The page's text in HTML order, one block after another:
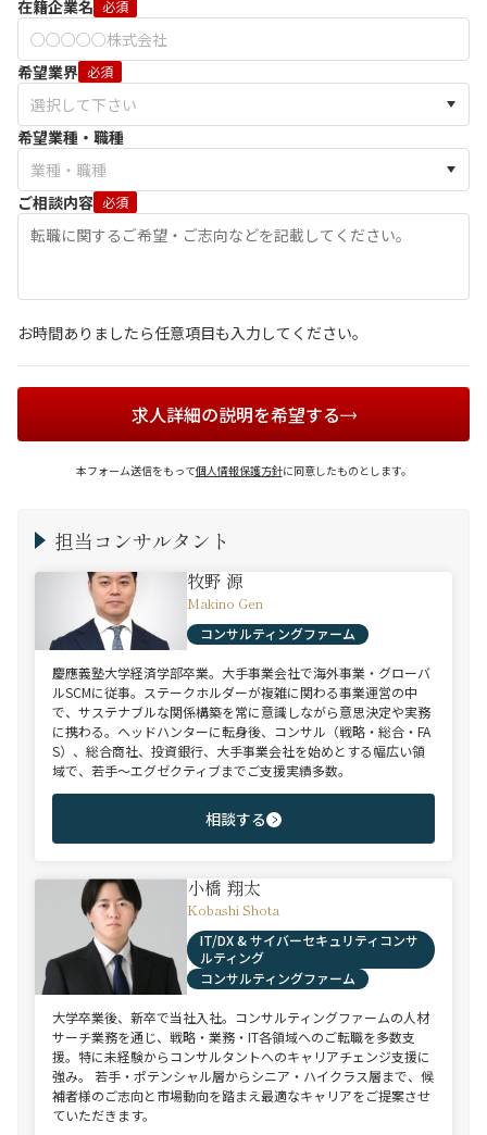
在籍企業名 必須
希望業界 必須
希望業種・職種
ご相談内容 必須
お時間ありましたら任意項目も入力してください。
求人詳細の説明を希望する
本フォーム送信をもって個人情報保護方針に同意したものとします。
担当コンサルタント
牧野 源
Makino Gen
コンサルティングファーム
慶應義塾大学経済学部卒業。大手事業会社で海外事業・グローバ
ルSCMに従事。ステークホルダーが複雑に関わる事業運営の中
で、サステナブルな関係構築を常に意識しながら意思決定や実務
に携わる。ヘッドハンターに転身後、コンサル（戦略・総合・FA
S）、総合商社、投資銀行、大手事業会社を始めとする幅広い領
域で、若手～エグゼクティブまでご支援実績多数。
相談する
小橋 翔太
Kobashi Shota
IT/DX & サイバーセキュリティコンサ
ルティング
コンサルティングファーム
大学卒業後、新卒で当社入社。コンサルティングファームの人材
サーチ業務を通じ、戦略・業務・IT各領域へのご転職を多数支
援。特に未経験からコンサルタントへのキャリアチェンジ支援に
強み。 若手・ポテンシャル層からシニア・ハイクラス層まで、候
補者様のご志向と市場動向を踏まえ最適なキャリアをご提案させ
ていただきます。